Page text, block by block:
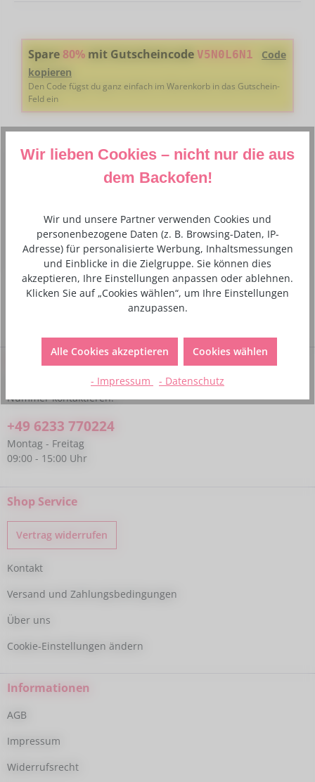
Spare80% mit Gutscheincode V5N0L6N1
Code
kopieren
Den Code fügst du ganz einfach im Warenkorb in das Gutschein-
Feld ein
Dekorative Kuchenkerze…Mehr
Hersteller- und Sicherheitsinformationen
Bei Fragen kannst du uns gerne telefonisch unter folgender
Nummer kontaktieren:
+49 6233 770224
Montag - Freitag
09:00 - 15:00 Uhr
Shop Service
Vertrag widerrufen
Kontakt
Versand und Zahlungsbedingungen
Über uns
Cookie-Einstellungen ändern
Informationen
AGB
Impressum
Widerrufsrecht
Wir lieben Cookies – nicht nur die aus
dem Backofen!
Wir und unsere Partner verwenden Cookies und
personenbezogene Daten (z. B. Browsing-Daten, IP-
Adresse) für personalisierte Werbung, Inhaltsmessungen
und Einblicke in die Zielgruppe. Sie können dies
akzeptieren, Ihre Einstellungen anpassen oder ablehnen.
Klicken Sie auf „Cookies wählen“, um Ihre Einstellungen
anzupassen.
Alle Cookies akzeptieren Cookies wählen
- Impressum - Datenschutz